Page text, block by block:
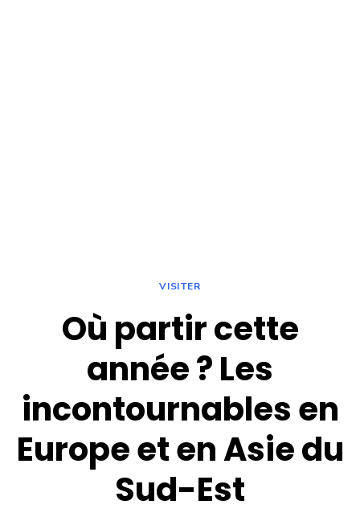
VISITER
Où partir cette
année ? Les
incontournables en
Europe et en Asie du
Sud-Est